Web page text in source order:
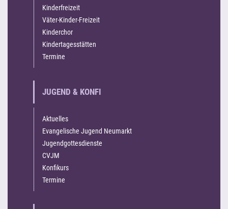
Kinderfreizeit
Väter-Kinder-Freizeit
Kinderchor
Kindertagesstätten
Termine
JUGEND & KONFI
Aktuelles
Evangelische Jugend Neumarkt
Jugendgottesdienste
CVJM
Konfikurs
Termine